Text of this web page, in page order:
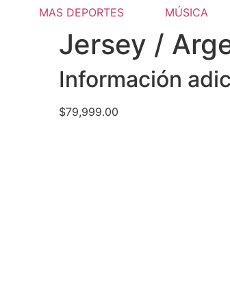
MAS DEPORTES MÚSICA
Jersey /
Información
$79,999.00